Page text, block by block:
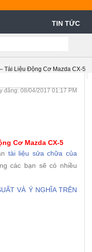
TIN TỨC
Tài Liệu Động Cơ Mazda CX-5
đăng: 08/04/2017 01:17 PM
Cơ Mazda CX-5
tài liệu sửa chữa của
các bạn sẽ có nhiều
VÀ Ý NGHĨA TRÊN